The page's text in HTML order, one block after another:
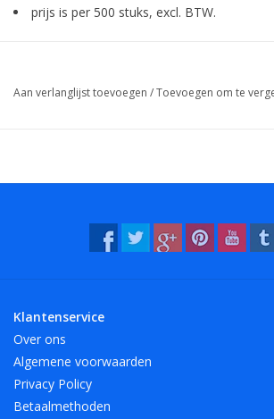
prijs is per 500 stuks, excl. BTW.
Aan verlanglijst toevoegen /Toevoegen om te
Klantenservice
Over ons
Algemene voorwaarden
Privacy Policy
Betaalmethoden